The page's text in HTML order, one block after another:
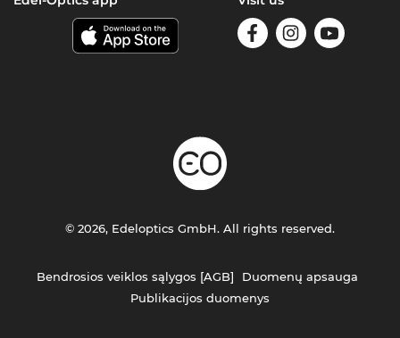
Bendrosios veiklos sąlygos [AGB]
Duomenų apsauga
Publikacijos duomenys
© 2026, Edeloptics GmbH. All rights reserved.